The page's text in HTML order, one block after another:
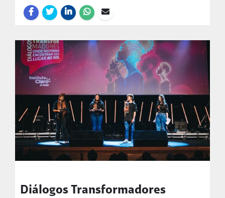
Diálogos Transformadores